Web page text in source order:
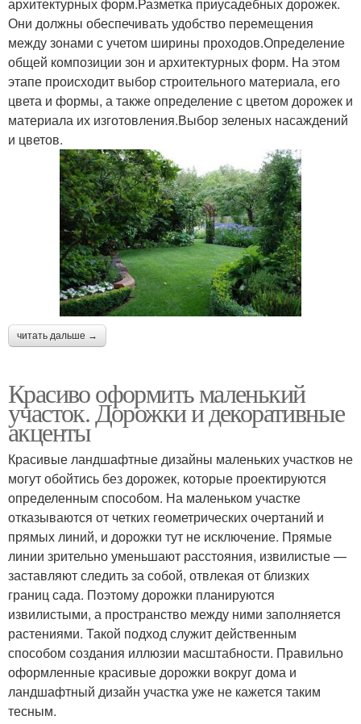
архитектурных форм.Разметка приусадебных дорожек.
Они должны обеспечивать удобство перемещения
между зонами с учетом ширины проходов.Определение
общей композиции зон и архитектурных форм. На этом
этапе происходит выбор строительного материала, его
цвета и формы, а также определение с цветом дорожек и
материала их изготовления.Выбор зеленых насаждений
и цветов.
читать дальше →
Красиво оформить маленький
участок. Дорожки и декоративные
акценты
Красивые ландшафтные дизайны маленьких участков не
могут обойтись без дорожек, которые проектируются
определенным способом. На маленьком участке
отказываются от четких геометрических очертаний и
прямых линий, и дорожки тут не исключение. Прямые
линии зрительно уменьшают расстояния, извилистые —
заставляют следить за собой, отвлекая от близких
границ сада. Поэтому дорожки планируются
извилистыми, а пространство между ними заполняется
растениями. Такой подход служит действенным
способом создания иллюзии масштабности. Правильно
оформленные красивые дорожки вокруг дома и
ландшафтный дизайн участка уже не кажется таким
тесным.